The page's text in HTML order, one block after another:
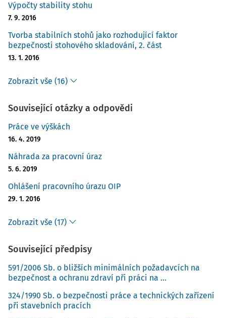
Výpočty stability stohu
7. 9. 2016
Tvorba stabilních stohů jako rozhodující faktor
bezpečnosti stohového skladování, 2. část
13. 1. 2016
Zobrazit vše (16)
Související otázky a odpovědi
Práce ve výškách
16. 4. 2019
Náhrada za pracovní úraz
5. 6. 2019
Ohlášení pracovního úrazu OIP
29. 1. 2016
Zobrazit vše (17)
Související předpisy
591/2006 Sb. o bližších minimálních požadavcích na
bezpečnost a ochranu zdraví při práci na ...
324/1990 Sb. o bezpečnosti práce a technických zařízení
při stavebních pracích